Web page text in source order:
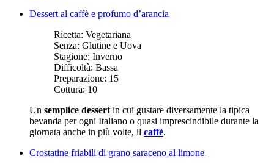
Dessert al caffè e profumo d’arancia
Ricetta: Vegetariana
Senza: Glutine e Uova
Stagione: Inverno
Difficoltà: Bassa
Preparazione: 15
Cottura: 10
Un semplice dessert in cui gustare diversamente la tipica
bevanda per ogni Italiano o quasi imprescindibile durante la
giornata anche in più volte, il caffè.
Crostatine friabili di grano saraceno al limone